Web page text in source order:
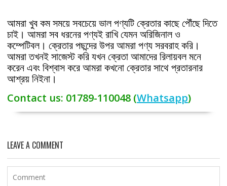
আমরা খুব কম সময়ে সবচেয়ে ভাল পণ্যটি ক্রেতার কাছে পৌঁছে দিতে
চাই। আমরা সব ধরনের পণ্যই রাখি যেমন অরিজিনাল ও
কম্পেটিবল। ক্রেতার পছন্দের উপর আমরা পণ্য সরবরাহ করি।
আমরা তখনই সাজেস্ট করি যখন ক্রেতা আমাদের রিলায়বল মনে
করেন এবং বিশ্বাস করে আমরা কখনো ক্রেতার সাথে প্রতারনার
আশ্রয় নিইনা।
Contact us: 01789-110048 (Whatsapp)
LEAVE A COMMENT